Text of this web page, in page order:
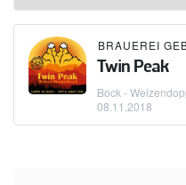
BRAUEREI
Twin Peak
Bock -
08.11.2018